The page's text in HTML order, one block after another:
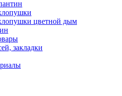
цветной дым
закладки